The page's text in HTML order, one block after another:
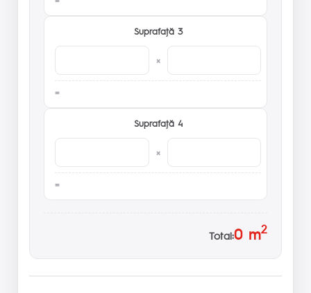
Suprafaţă 3
×
Suprafaţă 4
×
Total:0m2